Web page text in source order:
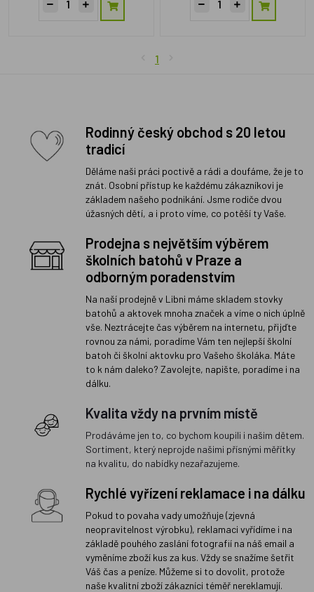
1
Rodinný český obchod s 20 letou
tradicí
Děláme naši práci poctivě a rádi a doufáme, že je to
znát. Osobní přístup ke každému zákazníkovi je
základem našeho podnikání. Jsme rodiče dvou
úžasných dětí, a i proto víme, co potěší ty Vaše.
Prodejna s největším výběrem
školních batohů v Praze a
odborným poradenstvím
Na naší prodejně v Libni máme skladem stovky
batohů a aktovek mnoha značek a víme o nich úplně
vše. Neztrácejte čas výběrem na internetu, přijďte
rovnou za námi, poradíme Vám ten nejlepší školní
batoh či školní aktovku pro Vašeho školáka. Máte
to k nám daleko? Zavolejte, napište, poradíme i na
dálku.
Kvalita vždy na prvním místě
Prodáváme jen to, co bychom koupili i našim dětem.
Sortiment, který neprojde našimi přísnými měřítky
na kvalitu, do nabídky nezařazujeme.
Rychlé vyřízení reklamace i na dálku
Pokud to povaha vady umožňuje (zjevná
neopravitelnost výrobku), reklamaci vyřídíme i na
základě pouhého zaslání fotografií na náš email a
vyměníme zboží kus za kus. Vždy se snažíme šetřit
Váš čas a peníze. Můžeme si to dovolit, protože
naše kvalitní zboží zákazníci téměř nereklamují.